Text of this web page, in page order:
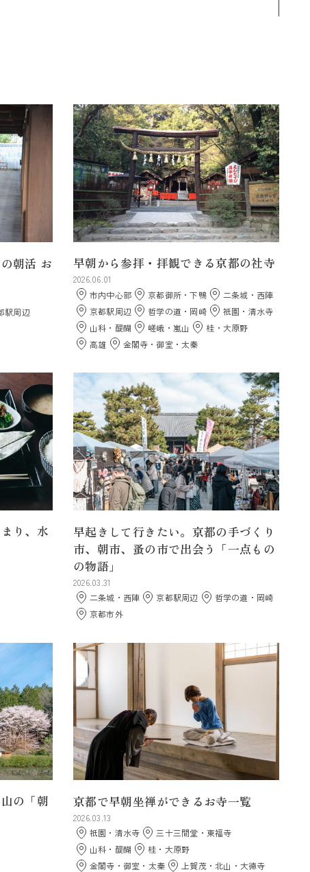
朝活 お
駅周辺
早朝から参拝・拝観できる京都の社寺
2026.06.01
市内中心部
京都御所・下鴨
二条城・西陣
京都駅周辺
哲学の道・岡崎
祇園・清水寺
山科・醍醐
嵯峨・嵐山
桂・大原野
高雄
金閣寺・御室・太秦
り、水
早起きして行きたい。京都の手づくり
市、朝市、蚤の市で出会う「一点もの
の物語」
2026.03.31
二条城・西陣
京都駅周辺
哲学の道・岡崎
京都市外
の「朝
京都で早朝坐禅ができるお寺一覧
2026.03.13
祇園・清水寺
三十三間堂・東福寺
山科・醍醐
桂・大原野
金閣寺・御室・太秦
上賀茂・北山・大徳寺